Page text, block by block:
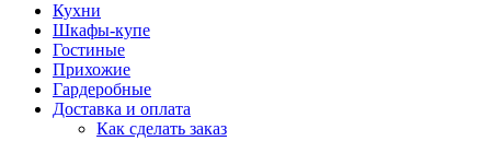
Кухни
Шкафы-купе
Гостиные
Прихожие
Гардеробные
Доставка и оплата
Как сделать заказ